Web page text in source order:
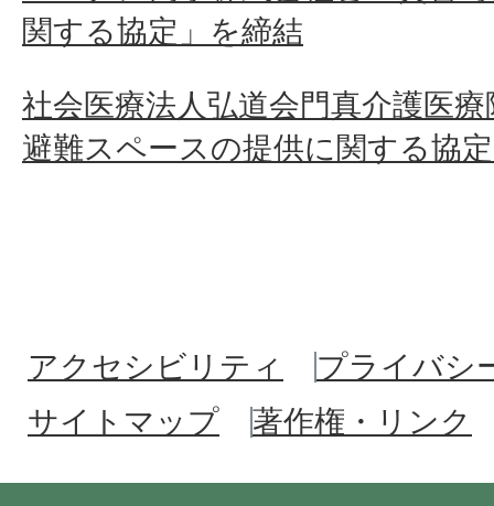
関する協定」を締結
社会医療法人弘道会門真介護医
避難スペースの提供に関する協
アクセシビリティ
プライバシ
サイトマップ
著作権・リンク